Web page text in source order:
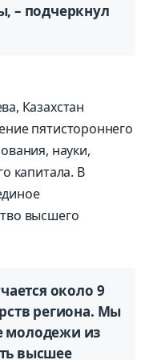
– подчеркнул
Казахстан
пятистороннего
науки,
капитала. В
высшего
около 9
региона. Мы
молодежи из
высшее